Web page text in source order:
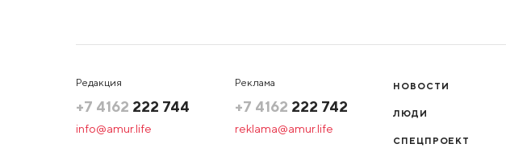
Редакция
+7 4162 222 744
info@amur.life
Реклама
+7 4162 222 742
reklama@amur.life
НОВОСТИ
ЛЮДИ
СПЕЦПРОЕКТ